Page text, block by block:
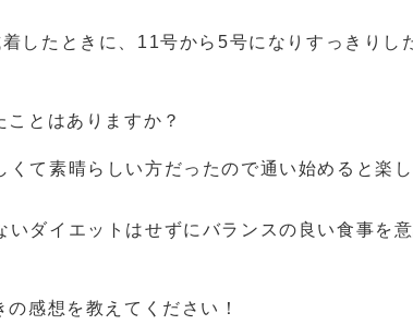
したときに、11号から5号になりすっきりし
とはありますか？
くて素晴らしい方だったので通い始めると楽
いダイエットはせずにバランスの良い食事を
感想を教えてください！